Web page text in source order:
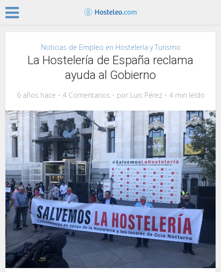
Noticias de Empleo en Hostelería y Turismo
La Hostelería de España reclama
ayuda al Gobierno
6 años hace 4 Comentarios por Luis Pérez 4 min leído